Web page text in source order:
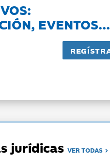
EVENTOS...
jurídicasVER TODAS